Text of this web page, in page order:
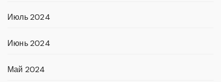
Июль 2024
Июнь 2024
Май 2024